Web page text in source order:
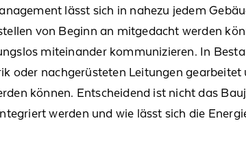
lässt sich in nahezu jedem
von Beginn an mitgedacht werden
miteinander kommunizieren. In
oder nachgerüsteten Leitungengearbeitet
können. Entscheidend ist nicht das
werden und wie lässt sich die